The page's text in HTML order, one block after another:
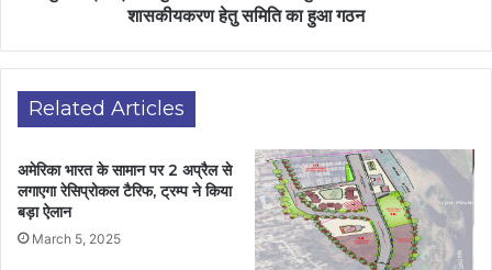
शासकीयकरण हेतु समिति का हुआ गठन
Related Articles
अमेरिका भारत के सामान पर 2 अप्रैल से
लगाएगा रेसिप्रोकल टैरिफ, ट्रम्प ने किया
बड़ा ऐलान
March 5, 2025